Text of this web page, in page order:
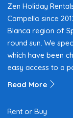
Zen Holiday
Campello since
Blanca region of
round sun. We
which have been
easy access to a
Read More
Rent or Buy